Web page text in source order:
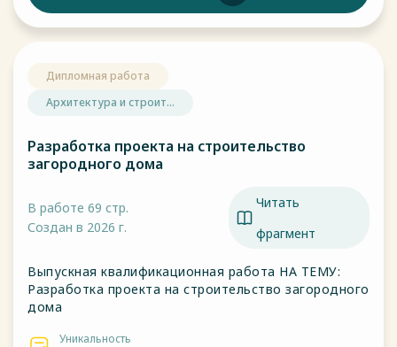
Дипломная работа
Архитектура и строит...
Разработка проекта на строительство
загородного дома
В работе 69 стр.
Создан в 2026 г.
Читать
фрагмент
Выпускная квалификационная работа НА ТЕМУ:
Разработка проекта на строительство загородного
дома
Уникальность